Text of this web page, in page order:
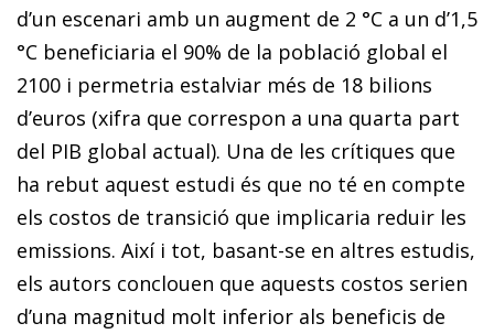
d’un escenari amb un augment de 2 °C a un d’1,5
°C beneficiaria el 90% de la població global el
2100 i permetria estalviar més de 18 bilions
d’euros (xifra que correspon a una quarta part
del PIB global actual). Una de les crítiques que
ha rebut aquest estudi és que no té en compte
els costos de transició que implicaria reduir les
emissions. Així i tot, basant-se en altres estudis,
els autors conclouen que aquests costos serien
d’una magnitud molt inferior als beneficis de